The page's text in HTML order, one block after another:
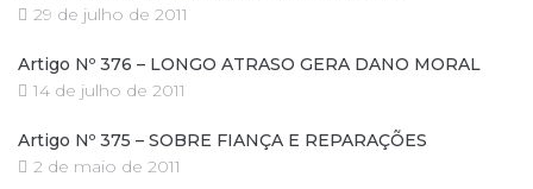
29 de julho de 2011
Artigo Nº 376 – LONGO ATRASO GERA DANO MORAL
14 de julho de 2011
Artigo Nº 375 – SOBRE FIANÇA E REPARAÇÕES
2 de maio de 2011